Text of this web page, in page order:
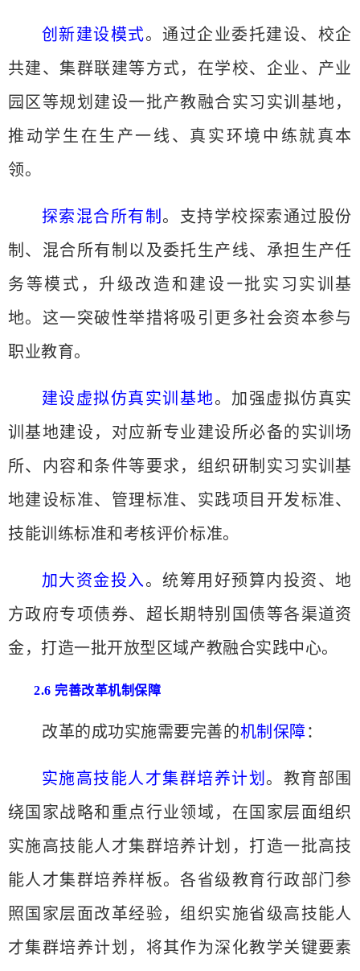
创新建设模式。通过企业委托建设、校企
共建、集群联建等方式，在学校、企业、产业
园区等规划建设一批产教融合实习实训基地，
推动学生在生产一线、真实环境中练就真本
领。
探索混合所有制 。支持学校探索通过股份
制、混合所有制以及委托生产线、承担生产任
务等模式，升级改造和建设一批实习实训基
地。这一突破性举措将吸引更多社会资本参与
职业教育。
建设虚拟仿真实训基地。加强虚拟仿真实
训基地建设，对应新专业建设所必备的实训场
所、内容和条件等要求，组织研制实习实训基
地建设标准、管理标准、实践项目开发标准、
技能训练标准和考核评价标准。
加大资金投入。统筹用好预算内投资、地
方政府专项债券、超长期特别国债等各渠道资
金，打造一批开放型区域产教融合实践中心。
2.6 完善改革机制保障
改革的成功实施需要完善的机制保障：
实施高技能人才集群培养计划 。教育部围
绕国家战略和重点行业领域，在国家层面组织
实施高技能人才集群培养计划，打造一批高技
能人才集群培养样板。各省级教育行政部门参
照国家层面改革经验，组织实施省级高技能人
才集群培养计划，将其作为深化教学关键要素